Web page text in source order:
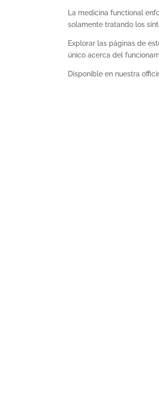
La medicina functional
solamente tratando los
Explorar las páginas de
único acerca del
Disponible en nuestra